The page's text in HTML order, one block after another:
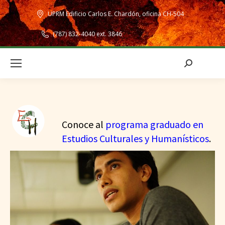
UPRM Edificio Carlos E. Chardón, oficina CH-504
(787) 832-4040 ext. 3846
Search:
Conoce al programa graduado en
Estudios Culturales y Humanísticos.